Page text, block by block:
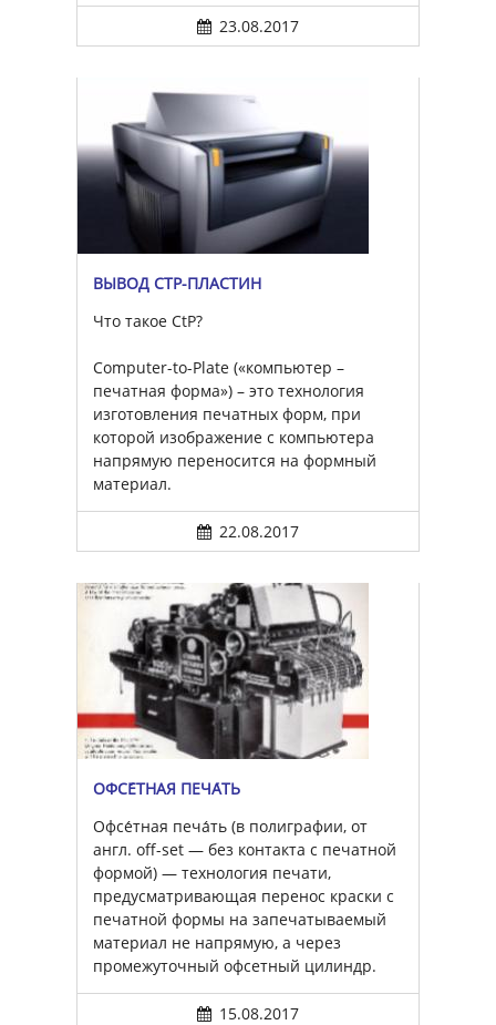
23.08.2017
ВЫВОД CTP-ПЛАСТИН
Что такое CtP?
Computer-to-Plate («компьютер –
печатная форма») – это технология
изготовления печатных форм, при
которой изображение с компьютера
напрямую переносится на формный
материал.
22.08.2017
ОФСЕ́ТНАЯ ПЕЧА́ТЬ
Офсе́тная печа́ть (в полиграфии, от
англ. off-set — без контакта с печатной
формой) — технология печати,
предусматривающая перенос краски с
печатной формы на запечатываемый
материал не напрямую, а через
промежуточный офсетный цилиндр.
15.08.2017